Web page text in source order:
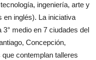
ingeniería, arte y
inglés). La iniciativa
medio en 7 ciudades del
Concepción,
contemplan talleres